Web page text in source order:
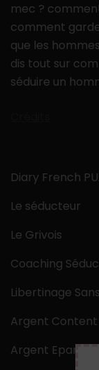
mec ?
comment
que les
dis tout sur
séduire un
Diary French
Le séducteur
Le Grivois
Coaching
Libertinage
Argent Content
Argent Epargne